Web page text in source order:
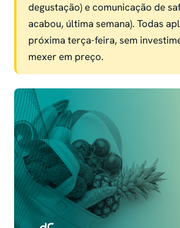
degustação) e comunicação de
acabou, última semana). Todas
próxima terça-feira, sem
mexer em preço.